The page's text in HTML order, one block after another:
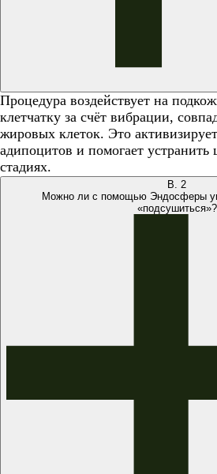
Процедура воздействует на
клетчатку за счёт вибрации,
жировых клеток. Это
адипоцитов и помогает устранить
стадиях.
В. 2
Можно ли с помощью Эндосферы
«подсушиться»?